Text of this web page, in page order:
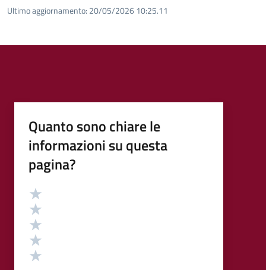
Ultimo aggiornamento: 20/05/2026 10:25.11
Quanto sono chiare le
informazioni su questa
pagina?
Valutazione